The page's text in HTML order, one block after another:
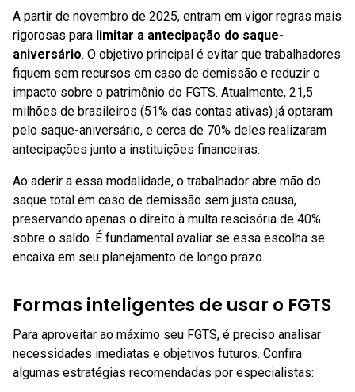
A partir de novembro de 2025, entram em vigor regras mais
rigorosas para limitar a antecipação do saque-
aniversário. O objetivo principal é evitar que trabalhadores
fiquem sem recursos em caso de demissão e reduzir o
impacto sobre o patrimônio do FGTS. Atualmente, 21,5
milhões de brasileiros (51% das contas ativas) já optaram
pelo saque-aniversário, e cerca de 70% deles realizaram
antecipações junto a instituições financeiras.
Ao aderir a essa modalidade, o trabalhador abre mão do
saque total em caso de demissão sem justa causa,
preservando apenas o direito à multa rescisória de 40%
sobre o saldo. É fundamental avaliar se essa escolha se
encaixa em seu planejamento de longo prazo.
Formas inteligentes de usar o FGTS
Para aproveitar ao máximo seu FGTS, é preciso analisar
necessidades imediatas e objetivos futuros. Confira
algumas estratégias recomendadas por especialistas: